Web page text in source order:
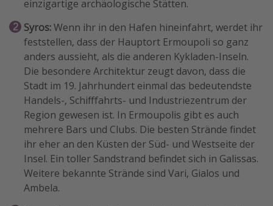
einzigartige archäologische Stätten.
Syros:Wenn ihr in den Hafen hineinfahrt, werdet ihr
feststellen, dass der Hauptort Ermoupoli so ganz
anders aussieht, als die anderen Kykladen-Inseln.
Die besondere Architektur zeugt davon, dass die
Stadt im 19. Jahrhundert einmal das bedeutendste
Handels-, Schifffahrts- und Industriezentrum der
Region gewesen ist. In Ermoupolis gibt es auch
mehrere Bars und Clubs. Die besten Strände findet
ihr eher an den Küsten der Süd- und Westseite der
Insel. Ein toller Sandstrand befindet sich in Galissas.
Weitere bekannte Strände sind Vari, Gialos und
Ambela.